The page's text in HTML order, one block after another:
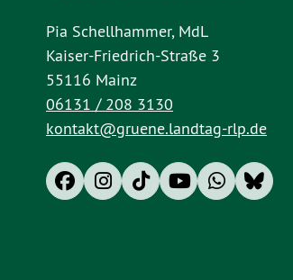
Pia Schellhammer, MdL
Kaiser-Friedrich-Straße 3
55116 Mainz
06131 / 208 3130
kontakt@gruene.landtag-rlp.de